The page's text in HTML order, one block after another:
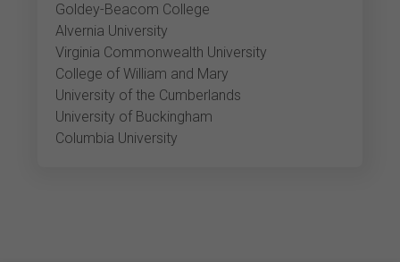
Goldey-Beacom College
Alvernia University
Virginia Commonwealth University
College of William and Mary
University of the Cumberlands
University of Buckingham
Columbia University